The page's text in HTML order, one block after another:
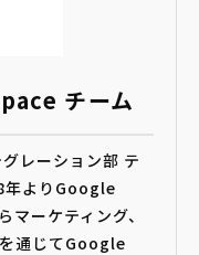
チーム
レーション部 テ
年よりGoogle
ーケティング、
通じてGoogle